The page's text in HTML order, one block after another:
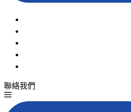
聯絡我們